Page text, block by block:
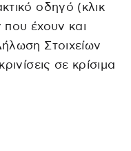
οδηγό (κλικ
που έχουν και
Στοιχείων
σε κρίσιμα